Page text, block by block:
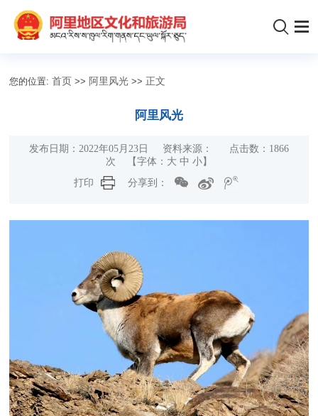
您的位置:首页 >> 阿里风光 >> 正文
阿里风光
发布日期：2022年05月23日 资料来源： 点击数： 1866
次
【字体： 大 中 小】
打印
分享到：